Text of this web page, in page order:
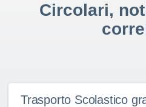
Circolari,
Trasporto Scolastico